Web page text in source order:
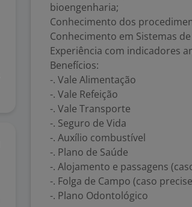
bioengenharia;
Conhecimento dos
Conhecimento em Sistemas
Experiência com indicadores
Benefícios:
-. Vale Alimentação
-. Vale Refeição
-. Vale Transporte
-. Seguro de Vida
-. Auxílio combustível
-. Plano de Saúde
-. Alojamento e passagens
-. Folga de Campo (caso
-. Plano Odontológico